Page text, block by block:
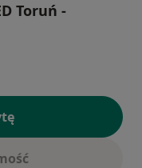
Toruń -